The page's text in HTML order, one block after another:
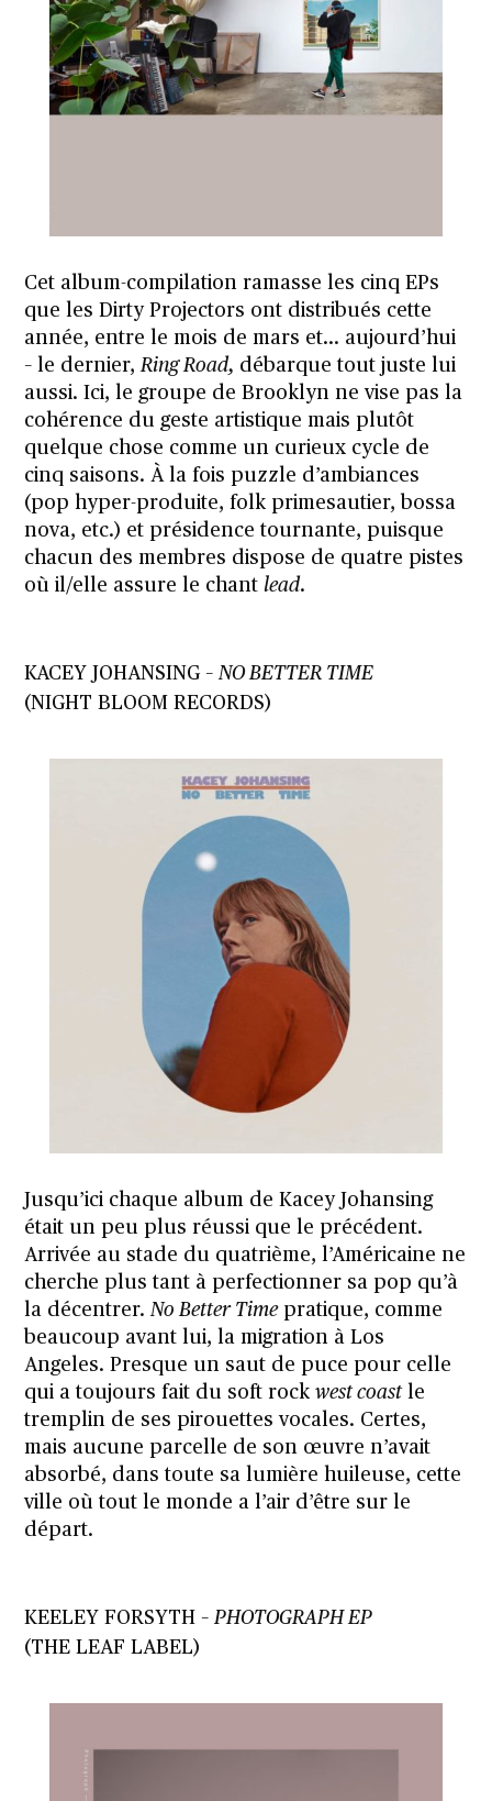
Cet album-compilation ramasse les cinq EPs
que les Dirty Projectors ont distribués cette
année, entre le mois de mars et… aujourd’hui
– le dernier,Ring Road, débarque tout juste lui
aussi. Ici, le groupe de Brooklyn ne vise pas la
cohérence du geste artistique mais plutôt
quelque chose comme un curieux cycle de
cinq saisons. À la fois puzzle d’ambiances
(pop hyper-produite, folk primesautier, bossa
nova, etc.) et présidence tournante, puisque
chacun des membres dispose de quatre pistes
où il/elle assure le chantlead.
KACEY JOHANSING –NO BETTER TIME
(NIGHT BLOOM RECORDS)
Jusqu’ici chaque album de Kacey Johansing
était un peu plus réussi que le précédent.
Arrivée au stade du quatrième, l’Américaine ne
cherche plus tant à perfectionner sa pop qu’à
la décentrer.No Better Timepratique, comme
beaucoup avant lui, la migration à Los
Angeles. Presque un saut de puce pour celle
qui a toujours fait du soft rockwest coastle
tremplin de ses pirouettes vocales. Certes,
mais aucune parcelle de son œuvre n’avait
absorbé, dans toute sa lumière huileuse, cette
ville où tout le monde a l’air d’être sur le
départ.
KEELEY FORSYTH –PHOTOGRAPH EP
(THE LEAF LABEL)